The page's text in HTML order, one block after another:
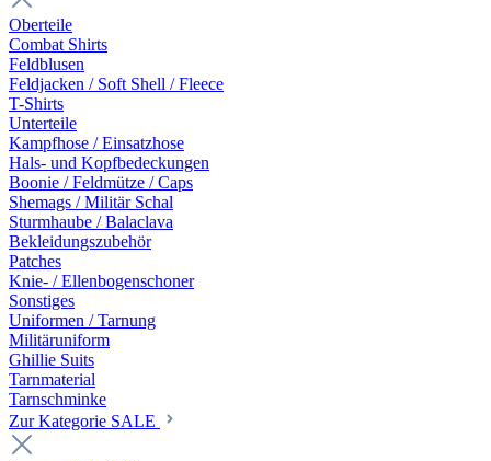
Oberteile
Combat Shirts
Feldblusen
Feldjacken / Soft Shell / Fleece
T-Shirts
Unterteile
Kampfhose / Einsatzhose
Hals- und Kopfbedeckungen
Boonie / Feldmütze / Caps
Shemags / Militär Schal
Sturmhaube / Balaclava
Bekleidungszubehör
Patches
Knie- / Ellenbogenschoner
Sonstiges
Uniformen / Tarnung
Militäruniform
Ghillie Suits
Tarnmaterial
Tarnschminke
Zur Kategorie SALE